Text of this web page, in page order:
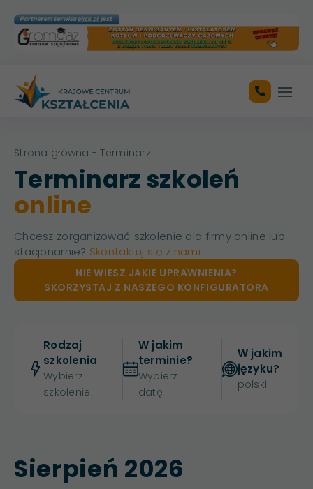
Strona główna - Terminarz
Terminarz szkoleń
online
Chcesz zorganizować szkolenie dla firmy online lub
stacjonarnie? Skontaktuj się z nami
NIE WIESZ JAKIE UPRAWNIENIA?
SKORZYSTAJ Z NASZEGO KONFIGURATORA
Rodzaj
szkolenia
Wybierz
szkolenie
W jakim
terminie?
Wybierz
datę
W jakim
języku?
polski
Sierpień 2026